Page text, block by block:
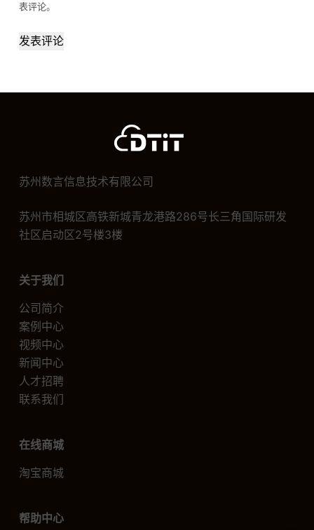
表评论。
发表评论
苏州数言信息技术有限公司
苏州市相城区高铁新城青龙港路286号长三角国际研发
社区启动区2号楼3楼
关于我们
公司简介
案例中心
视频中心
新闻中心
人才招聘
联系我们
在线商城
淘宝商城
帮助中心